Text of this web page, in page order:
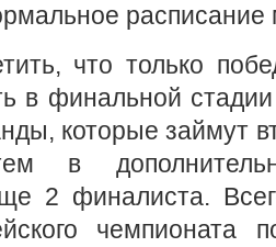
расписание
что только
в финальной
которые займут
в
2 финалиста.
чемпионата